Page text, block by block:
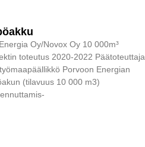
Oy/Novox Oy 10 000m³
toteutus 2020-2022 Päätoteuttaja,
Porvoon Energian
(tilavuus 10 000 m3)